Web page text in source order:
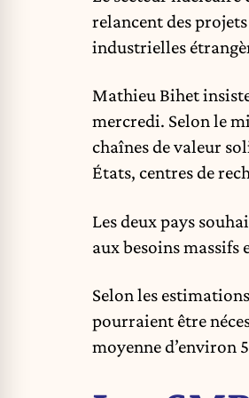
relancent des
industrielles
Mathieu Bihet
mercredi. Selon le
chaînes de valeur
États, centres de
Les deux pays
aux besoins
Selon les
pourraient être
moyenne d’environ